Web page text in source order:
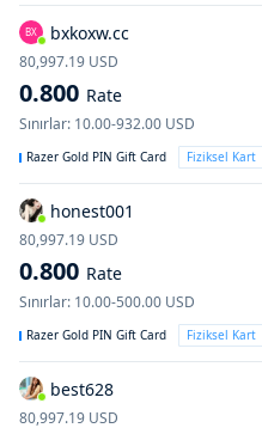
BX bxkoxw.cc
80,997.19 USD
0.800 Rate
Sınırlar: 10.00-932.00 USD
Razer Gold PIN Gift Card Fiziksel Kart
honest001
80,997.19 USD
0.800 Rate
Sınırlar: 10.00-500.00 USD
Razer Gold PIN Gift Card Fiziksel Kart
best628
80,997.19 USD